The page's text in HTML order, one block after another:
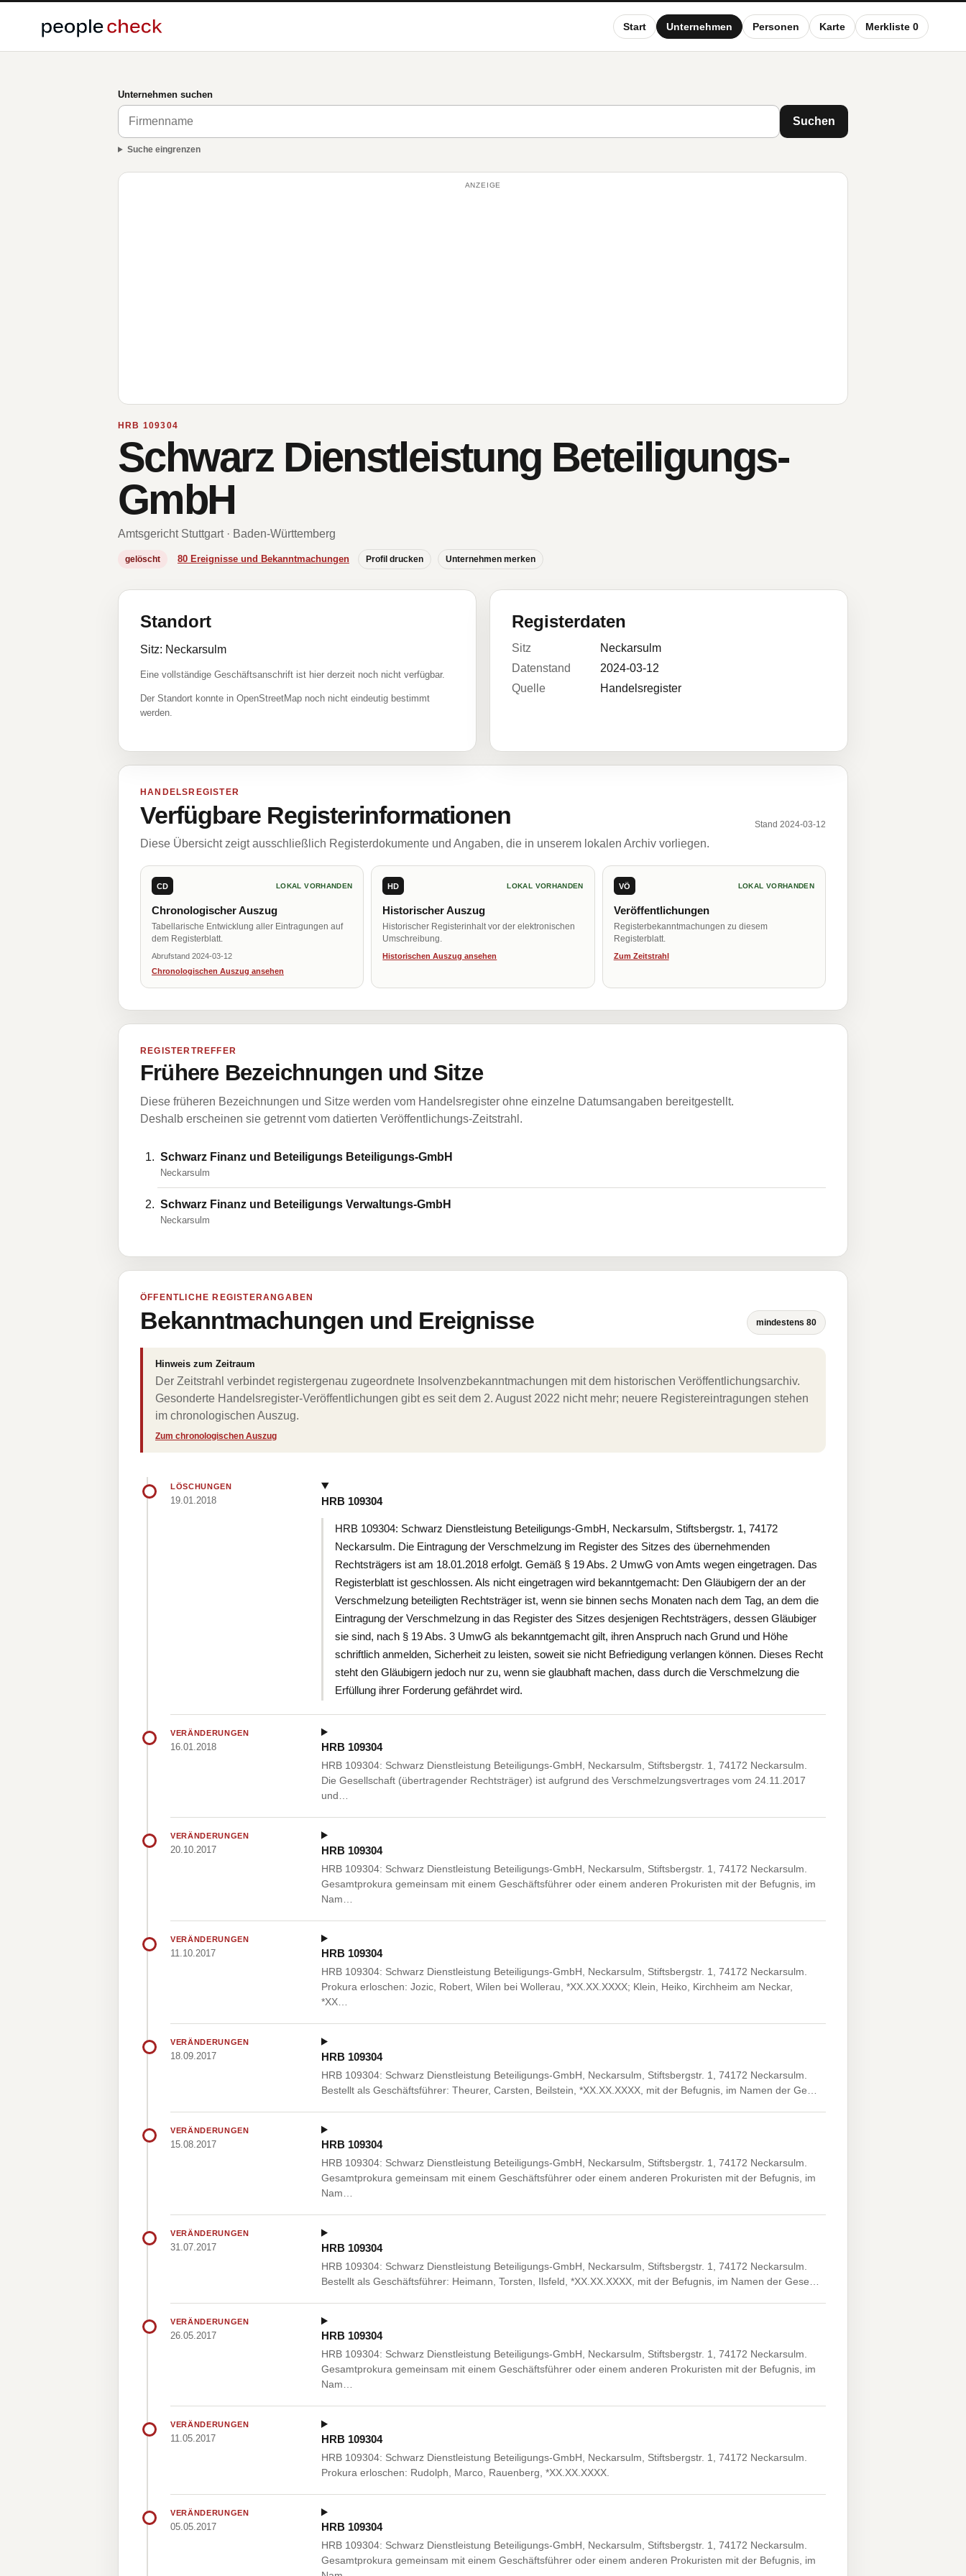
Start Unternehmen Personen Karte Merkliste 0
Unternehmen suchen
Suchen
Suche eingrenzen
ANZEIGE
HRB 109304
Schwarz Dienstleistung Beteiligungs-
GmbH
Amtsgericht Stuttgart · Baden-Württemberg
gelöscht 80 Ereignisse und Bekanntmachungen Profil drucken Unternehmen merken
Standort
Sitz: Neckarsulm
Eine vollständige Geschäftsanschrift ist hier derzeit noch nicht verfügbar.
Der Standort konnte in OpenStreetMap noch nicht eindeutig bestimmt
werden.
Registerdaten
Sitz
Neckarsulm
Datenstand
2024-03-12
Quelle
Handelsregister
HANDELSREGISTER
Verfügbare Registerinformationen Stand 2024-03-12
Diese Übersicht zeigt ausschließlich Registerdokumente und Angaben, die in unserem lokalen Archiv vorliegen.
CD LOKAL VORHANDEN
Chronologischer Auszug
Tabellarische Entwicklung aller Eintragungen auf
dem Registerblatt.
Abrufstand 2024-03-12
Chronologischen Auszug ansehen
HD LOKAL VORHANDEN
Historischer Auszug
Historischer Registerinhalt vor der elektronischen
Umschreibung.
Historischen Auszug ansehen
VÖ LOKAL VORHANDEN
Veröffentlichungen
Registerbekanntmachungen zu diesem
Registerblatt.
Zum Zeitstrahl
REGISTERTREFFER
Frühere Bezeichnungen und Sitze
Diese früheren Bezeichnungen und Sitze werden vom Handelsregister ohne einzelne Datumsangaben bereitgestellt.
Deshalb erscheinen sie getrennt vom datierten Veröffentlichungs-Zeitstrahl.
Schwarz Finanz und Beteiligungs Beteiligungs-GmbH
Neckarsulm
Schwarz Finanz und Beteiligungs Verwaltungs-GmbH
Neckarsulm
ÖFFENTLICHE REGISTERANGABEN
Bekanntmachungen und Ereignisse mindestens 80
Hinweis zum Zeitraum
Der Zeitstrahl verbindet registergenau zugeordnete Insolvenzbekanntmachungen mit dem historischen Veröffentlichungsarchiv.
Gesonderte Handelsregister-Veröffentlichungen gibt es seit dem 2. August 2022 nicht mehr; neuere Registereintragungen stehen
im chronologischen Auszug.
Zum chronologischen Auszug
LÖSCHUNGEN
19.01.2018 HRB 109304
HRB 109304: Schwarz Dienstleistung Beteiligungs-GmbH, Neckarsulm, Stiftsbergstr. 1, 74172
Neckarsulm. Die Eintragung der Verschmelzung im Register des Sitzes des übernehmenden
Rechtsträgers ist am 18.01.2018 erfolgt. Gemäß § 19 Abs. 2 UmwG von Amts wegen eingetragen. Das
Registerblatt ist geschlossen. Als nicht eingetragen wird bekanntgemacht: Den Gläubigern der an der
Verschmelzung beteiligten Rechtsträger ist, wenn sie binnen sechs Monaten nach dem Tag, an dem die
Eintragung der Verschmelzung in das Register des Sitzes desjenigen Rechtsträgers, dessen Gläubiger
sie sind, nach § 19 Abs. 3 UmwG als bekanntgemacht gilt, ihren Anspruch nach Grund und Höhe
schriftlich anmelden, Sicherheit zu leisten, soweit sie nicht Befriedigung verlangen können. Dieses Recht
steht den Gläubigern jedoch nur zu, wenn sie glaubhaft machen, dass durch die Verschmelzung die
Erfüllung ihrer Forderung gefährdet wird.
VERÄNDERUNGEN
16.01.2018 HRB 109304
HRB 109304: Schwarz Dienstleistung Beteiligungs-GmbH, Neckarsulm, Stiftsbergstr. 1, 74172 Neckarsulm.
Die Gesellschaft (übertragender Rechtsträger) ist aufgrund des Verschmelzungsvertrages vom 24.11.2017
und…
VERÄNDERUNGEN
20.10.2017 HRB 109304
HRB 109304: Schwarz Dienstleistung Beteiligungs-GmbH, Neckarsulm, Stiftsbergstr. 1, 74172 Neckarsulm.
Gesamtprokura gemeinsam mit einem Geschäftsführer oder einem anderen Prokuristen mit der Befugnis, im
Nam…
VERÄNDERUNGEN
11.10.2017 HRB 109304
HRB 109304: Schwarz Dienstleistung Beteiligungs-GmbH, Neckarsulm, Stiftsbergstr. 1, 74172 Neckarsulm.
Prokura erloschen: Jozic, Robert, Wilen bei Wollerau, *XX.XX.XXXX; Klein, Heiko, Kirchheim am Neckar,
*XX…
VERÄNDERUNGEN
18.09.2017 HRB 109304
HRB 109304: Schwarz Dienstleistung Beteiligungs-GmbH, Neckarsulm, Stiftsbergstr. 1, 74172 Neckarsulm.
Bestellt als Geschäftsführer: Theurer, Carsten, Beilstein, *XX.XX.XXXX, mit der Befugnis, im Namen der Ge…
VERÄNDERUNGEN
15.08.2017 HRB 109304
HRB 109304: Schwarz Dienstleistung Beteiligungs-GmbH, Neckarsulm, Stiftsbergstr. 1, 74172 Neckarsulm.
Gesamtprokura gemeinsam mit einem Geschäftsführer oder einem anderen Prokuristen mit der Befugnis, im
Nam…
VERÄNDERUNGEN
31.07.2017 HRB 109304
HRB 109304: Schwarz Dienstleistung Beteiligungs-GmbH, Neckarsulm, Stiftsbergstr. 1, 74172 Neckarsulm.
Bestellt als Geschäftsführer: Heimann, Torsten, Ilsfeld, *XX.XX.XXXX, mit der Befugnis, im Namen der Gese…
VERÄNDERUNGEN
26.05.2017 HRB 109304
HRB 109304: Schwarz Dienstleistung Beteiligungs-GmbH, Neckarsulm, Stiftsbergstr. 1, 74172 Neckarsulm.
Gesamtprokura gemeinsam mit einem Geschäftsführer oder einem anderen Prokuristen mit der Befugnis, im
Nam…
VERÄNDERUNGEN
11.05.2017 HRB 109304
HRB 109304: Schwarz Dienstleistung Beteiligungs-GmbH, Neckarsulm, Stiftsbergstr. 1, 74172 Neckarsulm.
Prokura erloschen: Rudolph, Marco, Rauenberg, *XX.XX.XXXX.
VERÄNDERUNGEN
05.05.2017 HRB 109304
HRB 109304: Schwarz Dienstleistung Beteiligungs-GmbH, Neckarsulm, Stiftsbergstr. 1, 74172 Neckarsulm.
Gesamtprokura gemeinsam mit einem Geschäftsführer oder einem anderen Prokuristen mit der Befugnis, im